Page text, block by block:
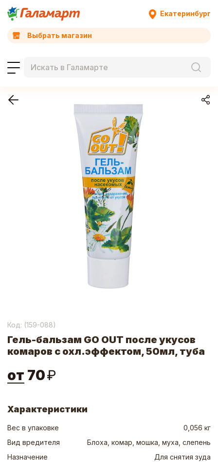
Екатеринбург
Выбрать магазин
Код: (159-088)
Гель-бальзам GO OUT после укусов
комаров c охл.эффектом, 50мл, туба
от 70₽
Характеристики
Вес в упаковке
0,056 кг
Вид вредителя
Блоха, комар, мошка, муха, слепень
Назначение
Для снятия зуда